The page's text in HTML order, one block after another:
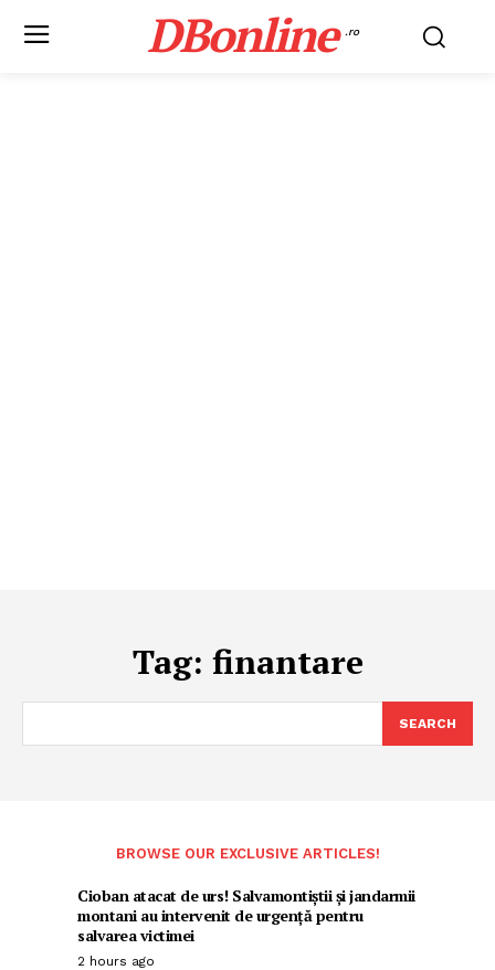
DBonline .ro
Tag: finantare
SEARCH
BROWSE OUR EXCLUSIVE ARTICLES!
Cioban atacat de urs! Salvamontiștii și jandarmii
montani au intervenit de urgență pentru
salvarea victimei
2 hours ago